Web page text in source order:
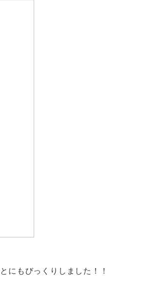
にもびっくりしました！！